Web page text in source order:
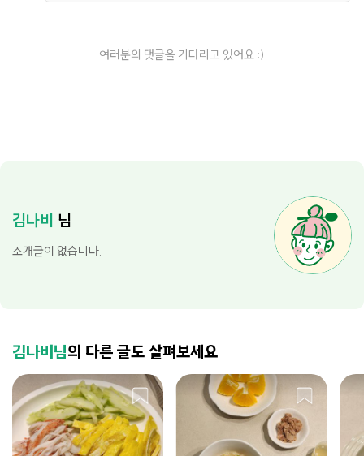
여러분의 댓글을 기다리고 있어요 :)
김나비 님
소개글이 없습니다.
김나비님의 다른 글도 살펴보세요